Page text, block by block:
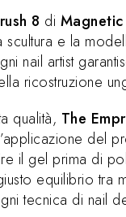
8 di
e la
nail artist
ricostruzione
qualità, The
del
il gel prima di
equilibrio
tecnica di nail